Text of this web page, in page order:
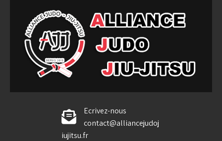
content
Alliance Judo Jiu-jitsu
Ecrivez-nous
contact@alliancejudoj
iujitsu.fr